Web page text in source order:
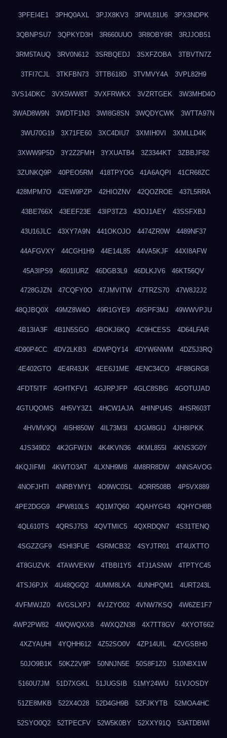
3PFEI4E1 3PHQ0AXL 3PJX8KV3 3PWL81U6 3PX3NDPK
3QBNPSU7 3QPKYD3H 3R660UUO 3R8OBY8R 3RJJOB51
3RM5TAUQ 3RV0N612 3SRBQEDJ 3SXFZOBA 3TBVTN7Z
3TFI7CJL 3TKFBN73 3TTB618D 3TVMVY4A 3VPL82H9
3VS14DKC 3VX5WW8T 3VXFRWKX 3VZRTGEK 3W3MHD4O
3WAD8W9N 3WDTF1N3 3WI8G8SN 3WQDYCWK 3WTTA97N
3WU70G19 3X71FE60 3XC4DIU7 3XMIH0VI 3XMLLD4K
3XWW9P5D 3Y2Z2FMH 3YXUATB4 3Z3344KT 3ZBBJF82
3ZUNKQ9P 40PEO5RM 418TPYOG 41A6AQPI 41CR68ZC
428MPM7O 42EW9PZP 42HIOZNV 42QOZROE 437L5RRA
43BE766X 43EEF23E 43IP3TZ3 43OJ1AEY 43SSFXBJ
43U16JLC 43XY7A9N 441OKOJO 4474ZR0W 4489NF37
44AFGVXY 44CGH1H9 44E14L85 44VA5KJF 44XI8AFW
45A3IPS9 4601IURZ 46DGB3L9 46DLKJV6 46KT56QV
4728GJZN 47CQFY0O 47JMVITW 47TRZS70 47W8J2J2
48QJBQ0X 49MZ8W4O 49R1GYE9 49SPF3MJ 49WWVPJU
4B13IA3F 4B1N5SGO 4BOKJ6KQ 4C9HCESS 4D64LFAR
4D90P4CC 4DV2LKB3 4DWPQY14 4DYW6NWM 4DZ5J3RQ
4E402GTO 4E4R43JK 4EE6J1ME 4ENC34CO 4F88GRG8
4FDT5ITF 4GHTKFV1 4GJRPJFP 4GLC8SBG 4GOTUJAD
4GTUQOMS 4H5VY3Z1 4HCW1AJA 4HINPU4S 4HSR603T
4HVMV9QI 4I5H850W 4IL73M3I 4JGM8GIJ 4JH8IPKK
4JS349D2 4K2GFW1N 4K4KVN36 4KML855I 4KNS3G0Y
4KQJIFMI 4KWTO3AT 4LXNH9M8 4M8RR8DW 4NNSAVOG
4NOFJHTI 4NRBYMY1 4O9WC0SL 4ORR508B 4P5VX889
4PE2DGG9 4PW810LS 4Q1M7Q60 4QAHYG43 4QHYCH8B
4QL610TS 4QRSJ753 4QVTMIC5 4QXRDQN7 4S31TENQ
4SGZZGF9 4SHI3FUE 4SRMCB32 4SYJTR01 4T4UXTTO
4T8GUZVK 4TAWVEKW 4TBBI1Y5 4TJ1ASNW 4TPTYC45
4TSJ6PJX 4U48QGQ2 4UMM8LXA 4UNHPQM1 4URT243L
4VFMWJZ0 4VGSLXPJ 4VJZYO02 4VNW7KSQ 4W6ZE1F7
4WP2PW82 4WQWQXX8 4WXQZN38 4X7TT8GV 4XYOT662
4XZYAUHI 4YQHH612 4Z52SO0V 4ZP14UIL 4ZVGSBH0
50JO9B1K 50KZ2V9P 50NNJN5E 50S8F1Z0 510NBX1W
5160U7JM 51D7XGKL 51JUGSIB 51MY24WU 51VJOSDY
51ZE8MKB 522X4O28 52D4GH9B 52FJKYTB 52MOA4HC
52SYO0Q2 52TPECFV 52W5K0BY 52XXY91Q 53ATDBWI